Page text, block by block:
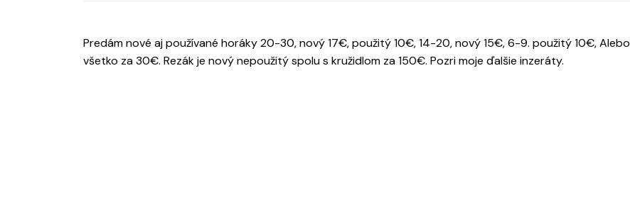
Predám nové aj používané horáky 20-30, nový 17€, použitý 10€, 14-20, nový 15€, 6-9. použitý 10€, Alebo
všetko za 30€. Rezák je nový nepoužitý spolu s kružidlom za 150€. Pozri moje ďalšie inzeráty.